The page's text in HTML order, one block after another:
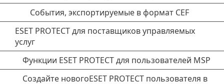
События, экспортируемые в формат CEF
ESET PROTECT для поставщиков управляемых
услуг
Функции ESET PROTECT для пользователей MSP
Создайте новогоESET PROTECT пользователя в